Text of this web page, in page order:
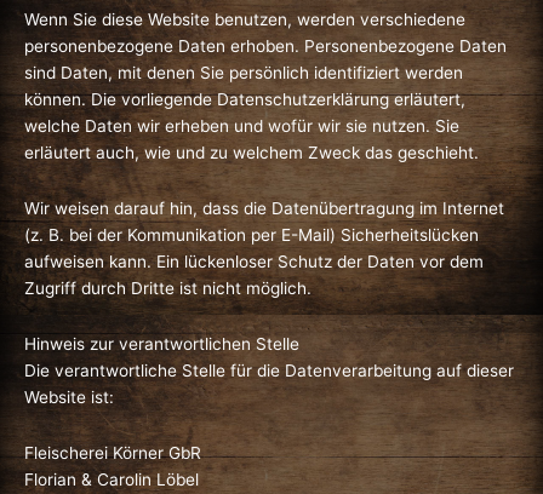
Wenn Sie diese Website benutzen, werden verschiedene
personenbezogene Daten erhoben. Personenbezogene Daten
sind Daten, mit denen Sie persönlich identifiziert werden
können. Die vorliegende Datenschutzerklärung erläutert,
welche Daten wir erheben und wofür wir sie nutzen. Sie
erläutert auch, wie und zu welchem Zweck das geschieht.
Wir weisen darauf hin, dass die Datenübertragung im Internet
(z. B. bei der Kommunikation per E-Mail) Sicherheitslücken
aufweisen kann. Ein lückenloser Schutz der Daten vor dem
Zugriff durch Dritte ist nicht möglich.
Hinweis zur verantwortlichen Stelle
Die verantwortliche Stelle für die Datenverarbeitung auf dieser
Website ist:
Fleischerei Körner GbR
Florian & Carolin Löbel